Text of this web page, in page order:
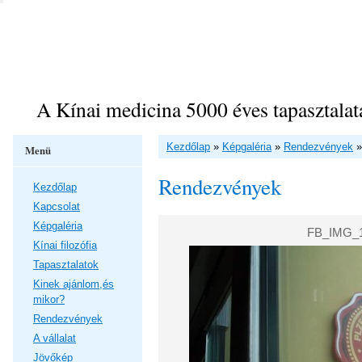
A Kínai medicina 5000 éves
Kezdőlap » Képgaléria» Rendezvények
Rendezvények
Menü
Kezdőlap
Kapcsolat
Képgaléria
Kínai filozófia
Tapasztalatok
Kinek ajánlom,és
mikor?
Rendezvények
A vállalat
Jövőkép